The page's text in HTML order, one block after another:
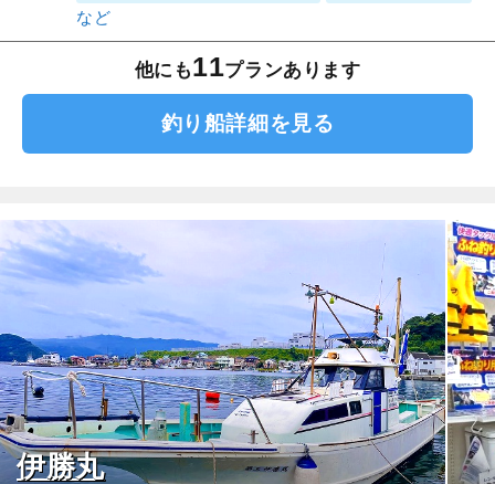
他にも11プランあります
釣り船詳細を見る
伊勝丸